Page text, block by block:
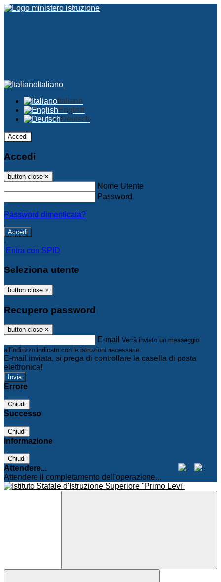
Italiano
Italiano
English
Deutsch
Accedi
Accedi
button close ×
Nome Utente
Password
Password dimenticata?
-
Entra con SPID
Seleziona utente
button close ×
Recupero password
button close ×
E-mail Verrà inviato un messaggio
all'indirizzo indicato con le istruzioni necessarie.
E-mail inviata, si prega di controllare la casella di posta
elettronica!
Errore
Chiudi
Successo
Chiudi
Informazione
Chiudi
Attendere...
Attendere il completamento dell'operazione...